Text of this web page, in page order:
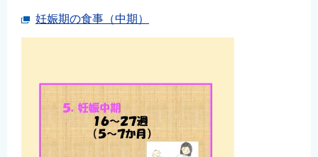
妊娠期の食事（中期）